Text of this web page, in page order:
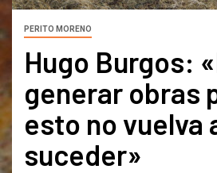
PERITO MORENO
Hugo Burgos:
generar obras
esto no vuelva
suceder»